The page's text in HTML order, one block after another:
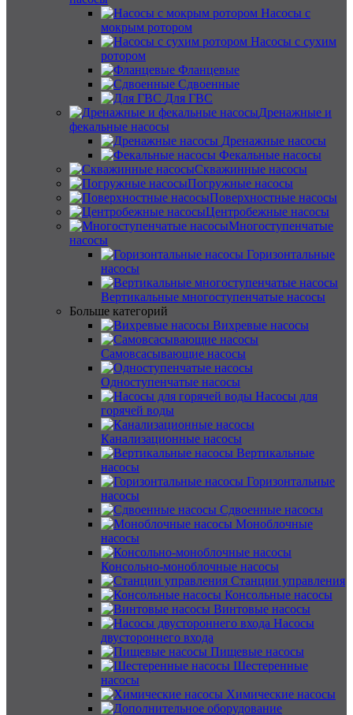
Насосы с
мокрым ротором
Насосы с сухим
ротором
Фланцевые
Сдвоенные
Для ГВС
Дренажные и
фекальные насосы
Дренажные насосы
Фекальные насосы
Скважинные насосы
Погружные насосы
Поверхностные насосы
Центробежные насосы
Многоступенчатые
насосы
Горизонтальные
насосы
Вертикальные многоступенчатые насосы
Больше категорий
Вихревые насосы
Самовсасывающие насосы
Одноступенчатые насосы
Насосы для
горячей воды
Канализационные насосы
Вертикальные
насосы
Горизонтальные
насосы
Сдвоенные насосы
Моноблочные
насосы
Консольно-моноблочные насосы
Станции управления
Консольные насосы
Винтовые насосы
Насосы
двустороннего входа
Пищевые насосы
Шестеренные
насосы
Химические насосы